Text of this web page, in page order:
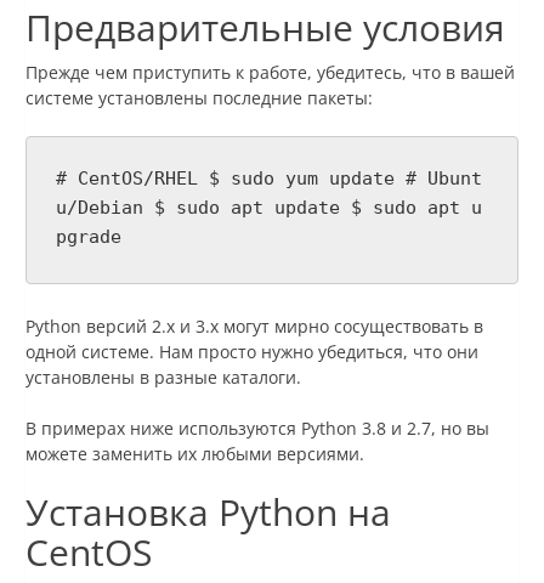
Предварительные условия
Прежде чем приступить к работе, убедитесь, что в вашей
системе установлены последние пакеты:
# CentOS/RHEL $ sudo yum update # Ubunt
u/Debian $ sudo apt update $ sudo apt u
pgrade
Python версий 2.x и 3.x могут мирно сосуществовать в
одной системе. Нам просто нужно убедиться, что они
установлены в разные каталоги.
В примерах ниже используются Python 3.8 и 2.7, но вы
можете заменить их любыми версиями.
Установка Python на
CentOS